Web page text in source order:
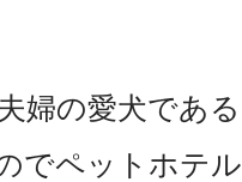
婦の愛犬であ
でペットホテ